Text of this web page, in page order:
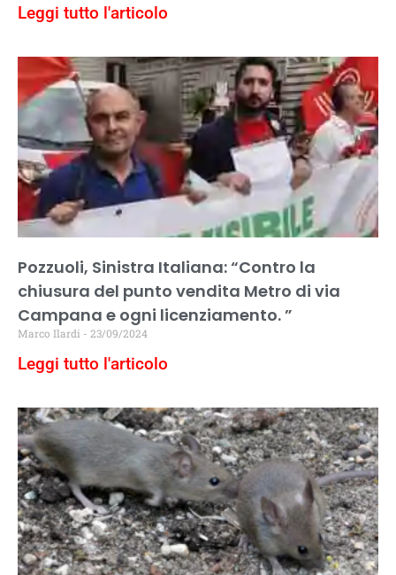
Leggi tutto l'articolo
Pozzuoli, Sinistra Italiana: “Contro la
chiusura del punto vendita Metro di via
Campana e ogni licenziamento. ”
Marco Ilardi 23/09/2024
Leggi tutto l'articolo